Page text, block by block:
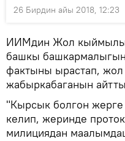
26 Бирдин айы 2018, 12:23
ИИМдин Жол кыймылы
башкы
фактыны ырастап,
жабыркабаганын
"Кырсык болгон
келип, жеринде
милициядан